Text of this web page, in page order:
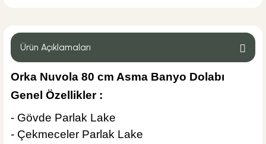
2.835,00 TL %32
Sepete Ekle
Ürün Açıklamaları
Orka Nuvola 80 cm Asma Banyo Dolabı
Genel Özellikler :
- Gövde Parlak Lake
- Çekmeceler Parlak Lake